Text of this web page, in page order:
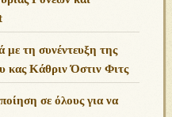
τη συνέντευξη της
κας Κάθριν Όστιν Φιτς
σε όλους για να